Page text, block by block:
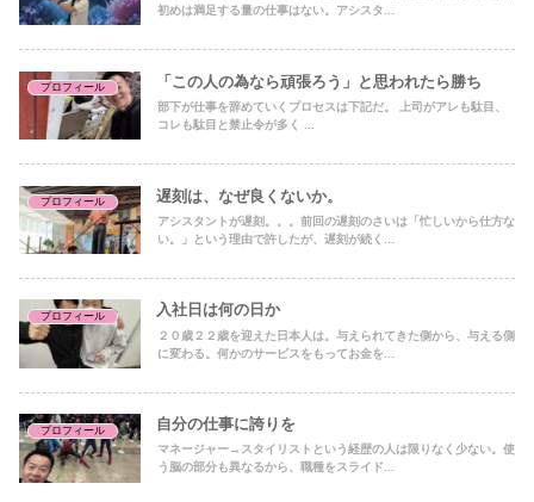
初めは満足する量の仕事はない。アシスタ...
プロフィール 「この人の為なら頑張ろう」と思われたら勝ち
部下が仕事を辞めていくプロセスは下記だ。 上司がアレも駄目、
コレも駄目と禁止令が多く ...
プロフィール 遅刻は、なぜ良くないか。
アシスタントが遅刻。。。前回の遅刻のさいは「忙しいから仕方な
い。」という理由で許したが、遅刻が続く...
プロフィール 入社日は何の日か
２０歳２２歳を迎えた日本人は。与えられてきた側から、与える側
に変わる。何かのサービスをもってお金を...
プロフィール 自分の仕事に誇りを
マネージャー→スタイリストという経歴の人は限りなく少ない。使
う脳の部分も異なるから、職種をスライド...